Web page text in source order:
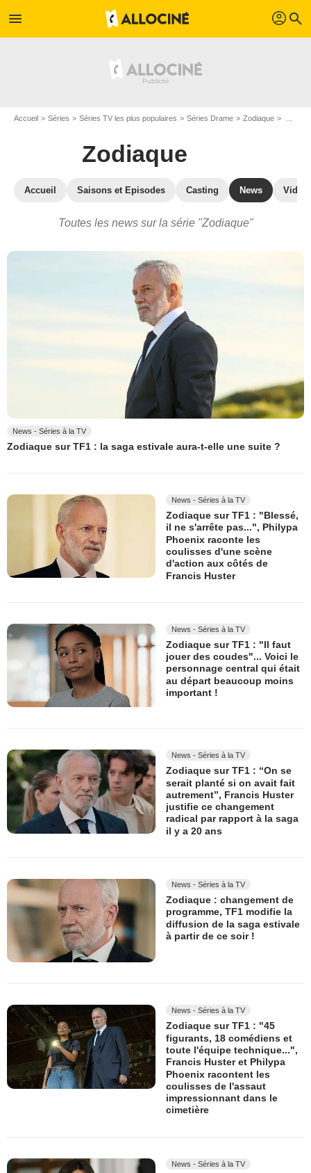
menu profil search
Accueil Séries Séries TV les plus populaires Séries Drame Zodiaque
Zodiaque
Accueil Saisons et Episodes Casting News
Toutes les news sur la série "Zodiaque"
News - Séries à la TV
Zodiaque sur TF1 : la saga estivale aura-t-elle une suite ?
News - Séries à la TV
Zodiaque sur TF1 : "Blessé,
il ne s'arrête pas...", Philypa
Phoenix raconte les
coulisses d'une scène
d'action aux côtés de
Francis Huster
News - Séries à la TV
Zodiaque sur TF1 : "Il faut
jouer des coudes"... Voici le
personnage central qui était
au départ beaucoup moins
important !
News - Séries à la TV
Zodiaque sur TF1 : “On se
serait planté si on avait fait
autrement”, Francis Huster
justifie ce changement
radical par rapport à la saga
il y a 20 ans
News - Séries à la TV
Zodiaque : changement de
programme, TF1 modifie la
diffusion de la saga estivale
à partir de ce soir !
News - Séries à la TV
Zodiaque sur TF1 : "45
figurants, 18 comédiens et
toute l'équipe technique...",
Francis Huster et Philypa
Phoenix racontent les
coulisses de l'assaut
impressionnant dans le
cimetière
News - Séries à la TV